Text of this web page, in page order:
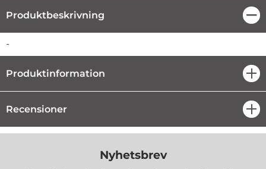
Produktbeskrivning
Produktbeskrivning
-
Produktinformation
Recensioner
Nyhetsbrev